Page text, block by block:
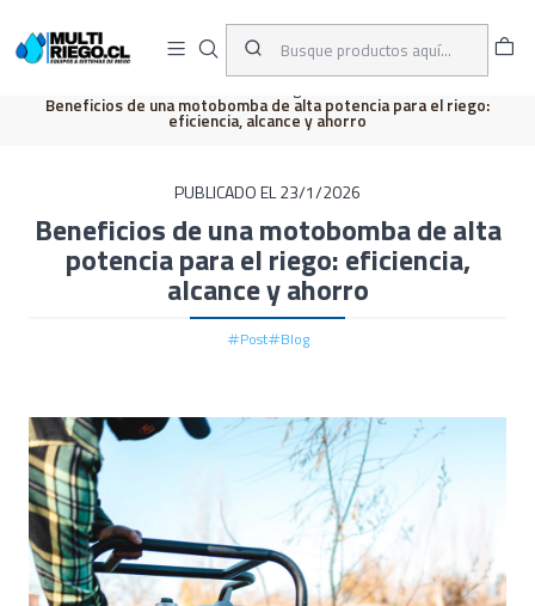
ENVÍOS A TODO CHILE
Beneficios de una motobomba de alta potencia para el riego:
eficiencia, alcance y ahorro
PUBLICADO EL 23/1/2026
Beneficios de una motobomba de alta
potencia para el riego: eficiencia,
alcance y ahorro
Post Blog